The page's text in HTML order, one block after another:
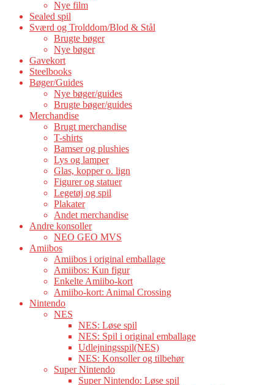
Nye film
Sealed spil
Sværd og Trolddom/Blod & Stål
Brugte bøger
Nye bøger
Gavekort
Steelbooks
Bøger/Guides
Nye bøger/guides
Brugte bøger/guides
Merchandise
Brugt merchandise
T-shirts
Bamser og plushies
Lys og lamper
Glas, kopper o. lign
Figurer og statuer
Legetøj og spil
Plakater
Andet merchandise
Andre konsoller
NEO GEO MVS
Amiibos
Amiibos i original emballage
Amiibos: Kun figur
Enkelte Amiibo-kort
Amiibo-kort: Animal Crossing
Nintendo
NES
NES: Løse spil
NES: Spil i original emballage
Udlejningsspil(NES)
NES: Konsoller og tilbehør
Super Nintendo
Super Nintendo: Løse spil